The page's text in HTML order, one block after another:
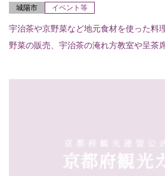
城陽市 イベント等
宇治茶や京野菜など地元食材を使った料
野菜の販売、宇治茶の淹れ方教室や呈茶